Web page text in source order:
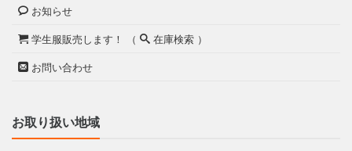
お知らせ
学生服販売します！ （
在庫検索 ）
お問い合わせ
お取り扱い地域